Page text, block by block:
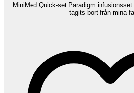
MiniMed Quick-set Paradigm
tagits bort från mina